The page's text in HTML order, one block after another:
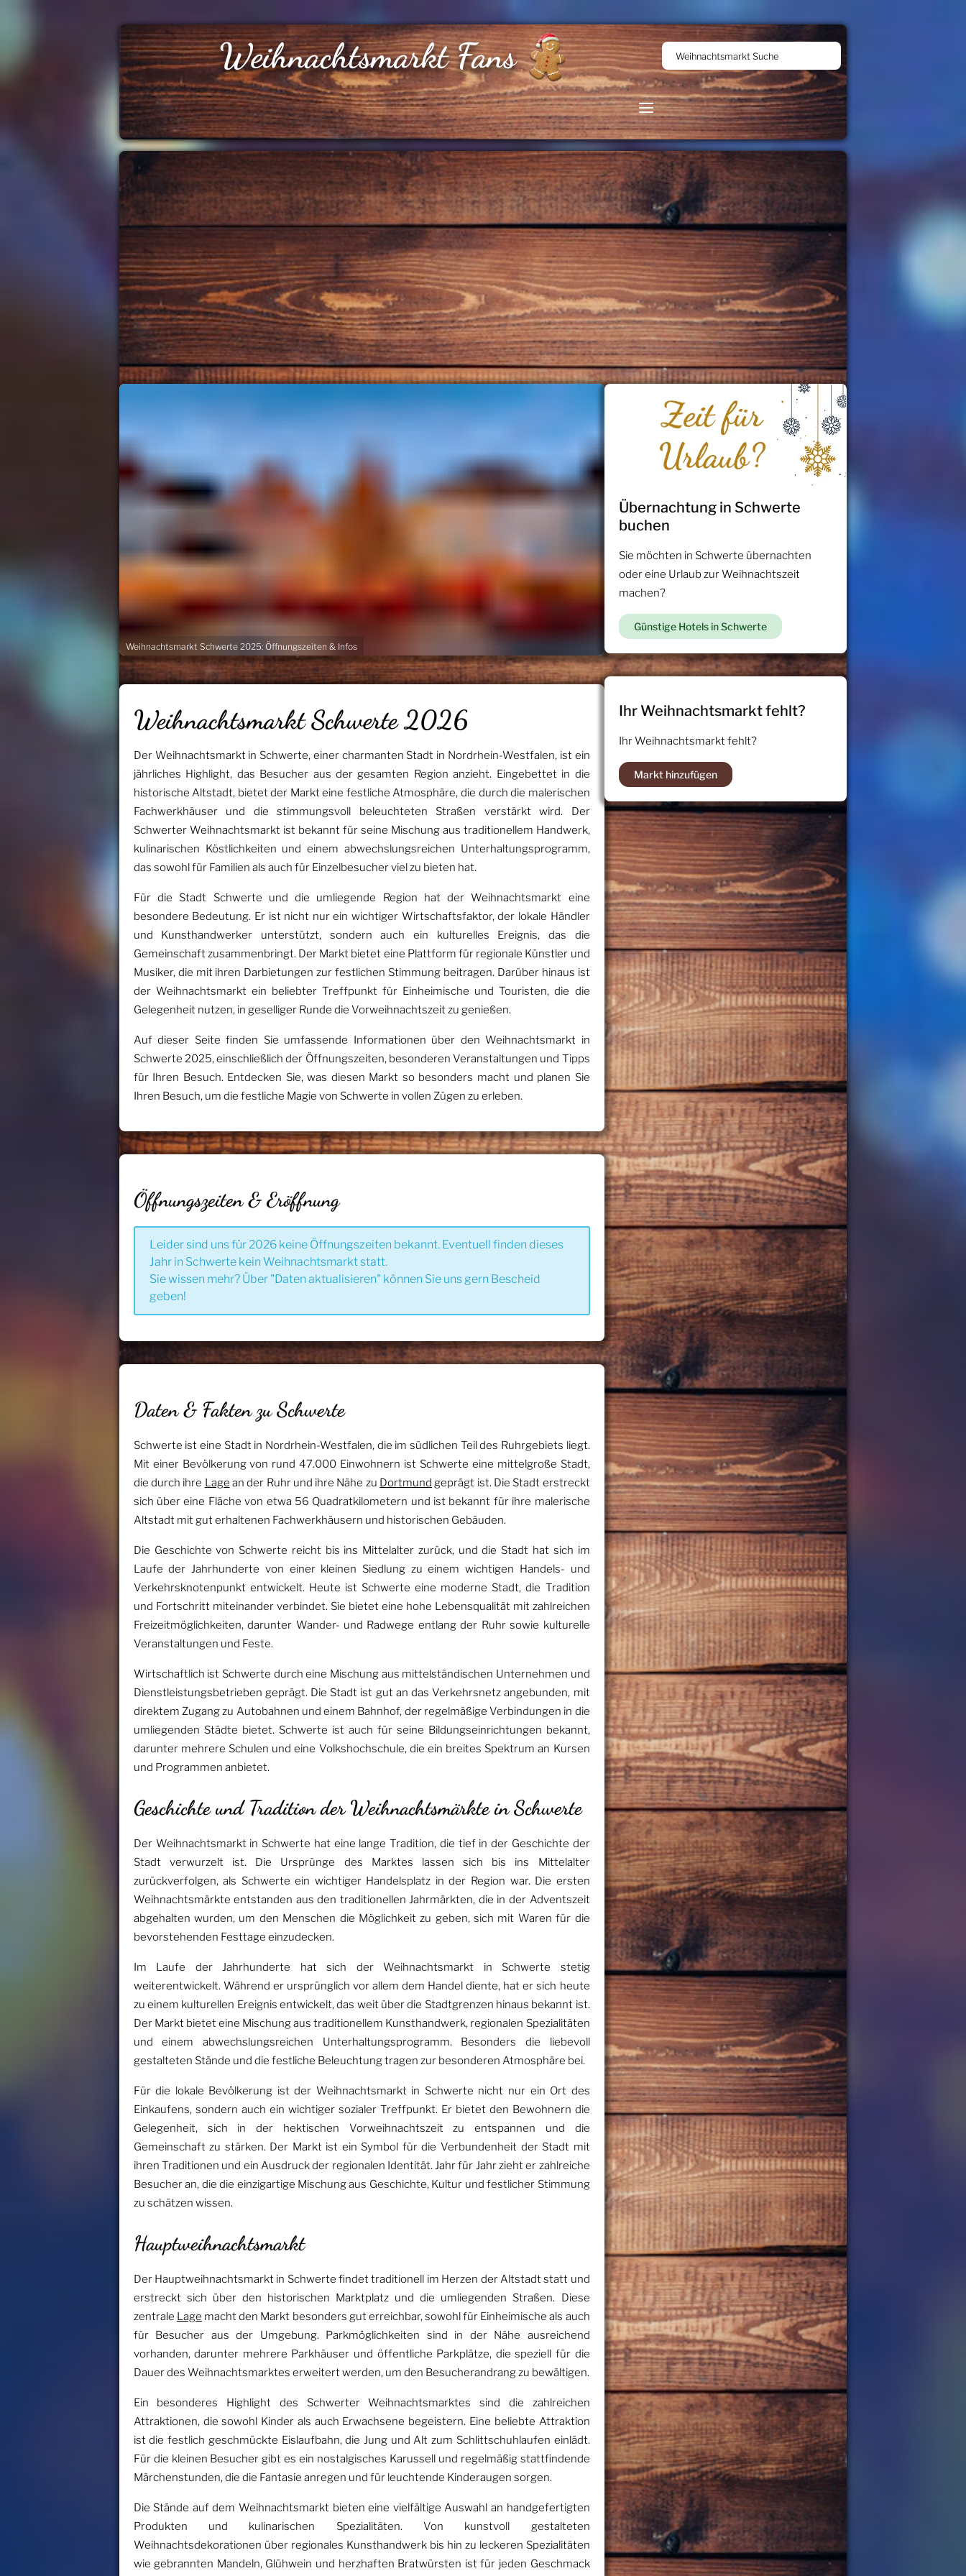
Weihnachtsmarkt Fans Weihnachtsmarkt Suche
Weihnachtsmarkt Schwerte 2025: Öffnungszeiten & Infos
Weihnachtsmarkt Schwerte 2026
Der Weihnachtsmarkt in Schwerte, einer charmanten Stadt in Nordrhein-Westfalen, ist ein
jährliches Highlight, das Besucher aus der gesamten Region anzieht. Eingebettet in die
historische Altstadt, bietet der Markt eine festliche Atmosphäre, die durch die malerischen
Fachwerkhäuser und die stimmungsvoll beleuchteten Straßen verstärkt wird. Der
Schwerter Weihnachtsmarkt ist bekannt für seine Mischung aus traditionellem Handwerk,
kulinarischen Köstlichkeiten und einem abwechslungsreichen Unterhaltungsprogramm,
das sowohl für Familien als auch für Einzelbesucher viel zu bieten hat.
Für die Stadt Schwerte und die umliegende Region hat der Weihnachtsmarkt eine
besondere Bedeutung. Er ist nicht nur ein wichtiger Wirtschaftsfaktor, der lokale Händler
und Kunsthandwerker unterstützt, sondern auch ein kulturelles Ereignis, das die
Gemeinschaft zusammenbringt. Der Markt bietet eine Plattform für regionale Künstler und
Musiker, die mit ihren Darbietungen zur festlichen Stimmung beitragen. Darüber hinaus ist
der Weihnachtsmarkt ein beliebter Treffpunkt für Einheimische und Touristen, die die
Gelegenheit nutzen, in geselliger Runde die Vorweihnachtszeit zu genießen.
Auf dieser Seite finden Sie umfassende Informationen über den Weihnachtsmarkt in
Schwerte 2025, einschließlich der Öffnungszeiten, besonderen Veranstaltungen und Tipps
für Ihren Besuch. Entdecken Sie, was diesen Markt so besonders macht und planen Sie
Ihren Besuch, um die festliche Magie von Schwerte in vollen Zügen zu erleben.
Öffnungszeiten & Eröffnung
Leider sind uns für 2026 keine Öffnungszeiten bekannt. Eventuell finden dieses
Jahr in Schwerte kein Weihnachtsmarkt statt.
Sie wissen mehr? Über "Daten aktualisieren" können Sie uns gern Bescheid
geben!
Daten & Fakten zu Schwerte
Schwerte ist eine Stadt in Nordrhein-Westfalen, die im südlichen Teil des Ruhrgebiets liegt.
Mit einer Bevölkerung von rund 47.000 Einwohnern ist Schwerte eine mittelgroße Stadt,
die durch ihre Lage an der Ruhr und ihre Nähe zu Dortmund geprägt ist. Die Stadt erstreckt
sich über eine Fläche von etwa 56 Quadratkilometern und ist bekannt für ihre malerische
Altstadt mit gut erhaltenen Fachwerkhäusern und historischen Gebäuden.
Die Geschichte von Schwerte reicht bis ins Mittelalter zurück, und die Stadt hat sich im
Laufe der Jahrhunderte von einer kleinen Siedlung zu einem wichtigen Handels- und
Verkehrsknotenpunkt entwickelt. Heute ist Schwerte eine moderne Stadt, die Tradition
und Fortschritt miteinander verbindet. Sie bietet eine hohe Lebensqualität mit zahlreichen
Freizeitmöglichkeiten, darunter Wander- und Radwege entlang der Ruhr sowie kulturelle
Veranstaltungen und Feste.
Wirtschaftlich ist Schwerte durch eine Mischung aus mittelständischen Unternehmen und
Dienstleistungsbetrieben geprägt. Die Stadt ist gut an das Verkehrsnetz angebunden, mit
direktem Zugang zu Autobahnen und einem Bahnhof, der regelmäßige Verbindungen in die
umliegenden Städte bietet. Schwerte ist auch für seine Bildungseinrichtungen bekannt,
darunter mehrere Schulen und eine Volkshochschule, die ein breites Spektrum an Kursen
und Programmen anbietet.
Geschichte und Tradition der Weihnachtsmärkte in Schwerte
Der Weihnachtsmarkt in Schwerte hat eine lange Tradition, die tief in der Geschichte der
Stadt verwurzelt ist. Die Ursprünge des Marktes lassen sich bis ins Mittelalter
zurückverfolgen, als Schwerte ein wichtiger Handelsplatz in der Region war. Die ersten
Weihnachtsmärkte entstanden aus den traditionellen Jahrmärkten, die in der Adventszeit
abgehalten wurden, um den Menschen die Möglichkeit zu geben, sich mit Waren für die
bevorstehenden Festtage einzudecken.
Im Laufe der Jahrhunderte hat sich der Weihnachtsmarkt in Schwerte stetig
weiterentwickelt. Während er ursprünglich vor allem dem Handel diente, hat er sich heute
zu einem kulturellen Ereignis entwickelt, das weit über die Stadtgrenzen hinaus bekannt ist.
Der Markt bietet eine Mischung aus traditionellem Kunsthandwerk, regionalen Spezialitäten
und einem abwechslungsreichen Unterhaltungsprogramm. Besonders die liebevoll
gestalteten Stände und die festliche Beleuchtung tragen zur besonderen Atmosphäre bei.
Für die lokale Bevölkerung ist der Weihnachtsmarkt in Schwerte nicht nur ein Ort des
Einkaufens, sondern auch ein wichtiger sozialer Treffpunkt. Er bietet den Bewohnern die
Gelegenheit, sich in der hektischen Vorweihnachtszeit zu entspannen und die
Gemeinschaft zu stärken. Der Markt ist ein Symbol für die Verbundenheit der Stadt mit
ihren Traditionen und ein Ausdruck der regionalen Identität. Jahr für Jahr zieht er zahlreiche
Besucher an, die die einzigartige Mischung aus Geschichte, Kultur und festlicher Stimmung
zu schätzen wissen.
Hauptweihnachtsmarkt
Der Hauptweihnachtsmarkt in Schwerte findet traditionell im Herzen der Altstadt statt und
erstreckt sich über den historischen Marktplatz und die umliegenden Straßen. Diese
zentrale Lage macht den Markt besonders gut erreichbar, sowohl für Einheimische als auch
für Besucher aus der Umgebung. Parkmöglichkeiten sind in der Nähe ausreichend
vorhanden, darunter mehrere Parkhäuser und öffentliche Parkplätze, die speziell für die
Dauer des Weihnachtsmarktes erweitert werden, um den Besucherandrang zu bewältigen.
Ein besonderes Highlight des Schwerter Weihnachtsmarktes sind die zahlreichen
Attraktionen, die sowohl Kinder als auch Erwachsene begeistern. Eine beliebte Attraktion
ist die festlich geschmückte Eislaufbahn, die Jung und Alt zum Schlittschuhlaufen einlädt.
Für die kleinen Besucher gibt es ein nostalgisches Karussell und regelmäßig stattfindende
Märchenstunden, die die Fantasie anregen und für leuchtende Kinderaugen sorgen.
Die Stände auf dem Weihnachtsmarkt bieten eine vielfältige Auswahl an handgefertigten
Produkten und kulinarischen Spezialitäten. Von kunstvoll gestalteten
Weihnachtsdekorationen über regionales Kunsthandwerk bis hin zu leckeren Spezialitäten
wie gebrannten Mandeln, Glühwein und herzhaften Bratwürsten ist für jeden Geschmack
Übernachtung in Schwerte
buchen
Sie möchten in Schwerte übernachten
oder eine Urlaub zur Weihnachtszeit
machen?
Günstige Hotels in Schwerte
Ihr Weihnachtsmarkt fehlt?
Ihr Weihnachtsmarkt fehlt?
Markt hinzufügen